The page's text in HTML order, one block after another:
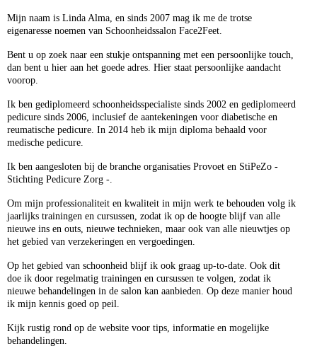
Mijn naam is Linda Alma, en sinds 2007 mag ik me de trotse
eigenaresse noemen van Schoonheidssalon Face2Feet.
Bent u op zoek naar een stukje ontspanning met een persoonlijke touch,
dan bent u hier aan het goede adres. Hier staat persoonlijke aandacht
voorop.
Ik ben gediplomeerd schoonheidsspecialiste sinds 2002 en gediplomeerd
pedicure sinds 2006, inclusief de aantekeningen voor diabetische en
reumatische pedicure. In 2014 heb ik mijn diploma behaald voor
medische pedicure.
Ik ben aangesloten bij de branche organisaties Provoet en StiPeZo -
Stichting Pedicure Zorg -.
Om mijn professionaliteit en kwaliteit in mijn werk te behouden volg ik
jaarlijks trainingen en cursussen, zodat ik op de hoogte blijf van alle
nieuwe ins en outs, nieuwe technieken, maar ook van alle nieuwtjes op
het gebied van verzekeringen en vergoedingen.
Op het gebied van schoonheid blijf ik ook graag up-to-date. Ook dit
doe ik door regelmatig trainingen en cursussen te volgen, zodat ik
nieuwe behandelingen in de salon kan aanbieden. Op deze manier houd
ik mijn kennis goed op peil.
Kijk rustig rond op de website voor tips, informatie en mogelijke
behandelingen.